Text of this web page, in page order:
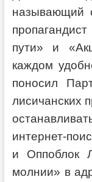
называющий
пути» и
каждом
поносил
лисичанских
интернет-
и Оппоблок
молнии» в